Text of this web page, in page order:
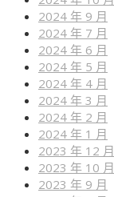
2024 年 9 月
2024 年 7 月
2024 年 6 月
2024 年 5 月
2024 年 4 月
2024 年 3 月
2024 年 2 月
2024 年 1 月
2023 年 12 月
2023 年 10 月
2023 年 9 月